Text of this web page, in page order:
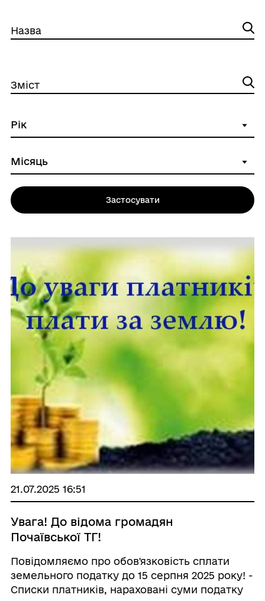
21.07.2025 16:51
Увага! До відома громадян
Почаївської ТГ!
Повідомляємо про обов'язковість сплати
земельного податку до 15 серпня 2025 року! -
Списки платників, нараховані суми податку
Назва
Зміст
Застосувати